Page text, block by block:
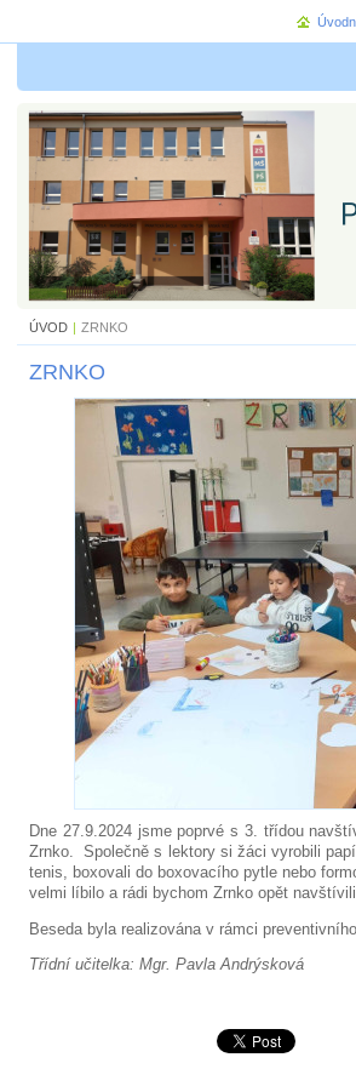
ÚVOD | ZRNKO
ZRNKO
Dne 27.9.2024 jsme poprvé s 3. třídou
Zrnko. Společně s lektory si žáci vyrobili
tenis, boxovali do boxovacího pytle nebo
velmi líbilo a rádi bychom Zrnko opět navštívili.
Beseda byla realizována v rámci
Třídní učitelka: Mgr. Pavla Andrýsková